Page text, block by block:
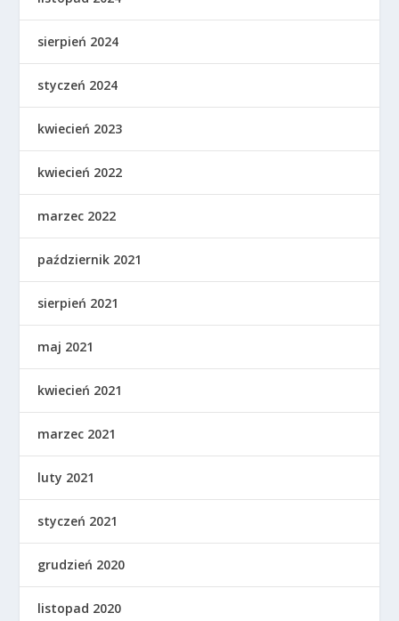
sierpień 2024
styczeń 2024
kwiecień 2023
kwiecień 2022
marzec 2022
październik 2021
sierpień 2021
maj 2021
kwiecień 2021
marzec 2021
luty 2021
styczeń 2021
grudzień 2020
listopad 2020